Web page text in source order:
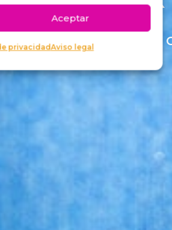
Aceptar
privacidadAviso legal